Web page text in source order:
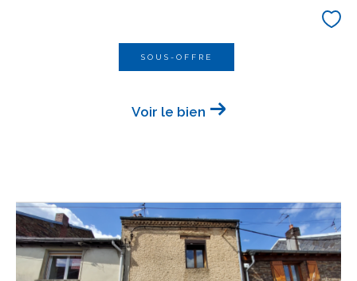
SOUS-OFFRE
Voir le bien